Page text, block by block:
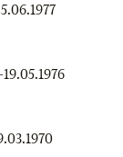
19.05.1976